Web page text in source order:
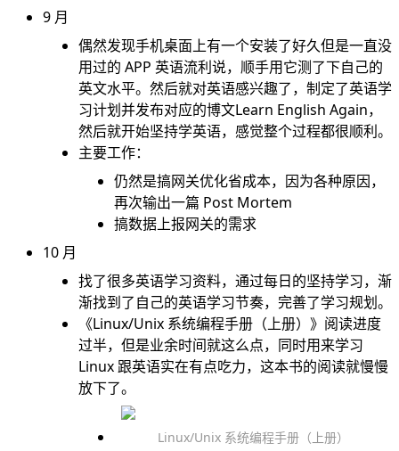
9 月
偶然发现手机桌面上有一个安装了好久但是一直没
用过的 APP 英语流利说，顺手用它测了下自己的
英文水平。然后就对英语感兴趣了，制定了英语学
习计划并发布对应的博文Learn English Again，
然后就开始坚持学英语，感觉整个过程都很顺利。
主要工作：
仍然是搞网关优化省成本，因为各种原因，
再次输出一篇 Post Mortem
搞数据上报网关的需求
10 月
找了很多英语学习资料，通过每日的坚持学习，渐
渐找到了自己的英语学习节奏，完善了学习规划。
《Linux/Unix 系统编程手册（上册）》阅读进度
过半，但是业余时间就这么点，同时用来学习
Linux 跟英语实在有点吃力，这本书的阅读就慢慢
放下了。
Linux/Unix 系统编程手册（上册）